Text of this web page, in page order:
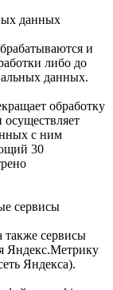
данных
и
либо до
данных.
обработку
с ним
30
сервисы
также сервисы
Яндекс.Метрику
Яндекса).